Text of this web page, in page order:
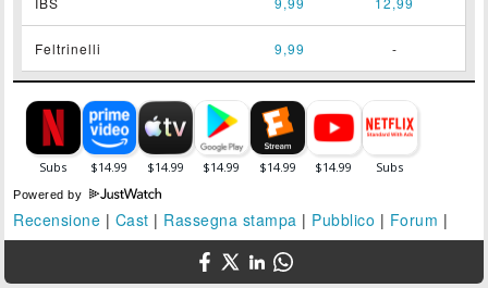
Feltrinelli 9,99 -
Powered by
Recensione | Cast | Rassegna stampa | Pubblico | Forum |